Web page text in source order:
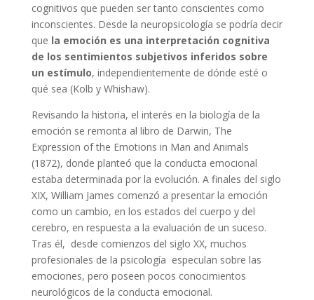
cognitivos que pueden ser tanto conscientes como
inconscientes. Desde la neuropsicología se podría decir
que la emoción es una interpretación cognitiva
de los sentimientos subjetivos inferidos sobre
un estímulo, independientemente de dónde esté o
qué sea (Kolb y Whishaw).
Revisando la historia, el interés en la biología de la
emoción se remonta al libro de Darwin, The
Expression of the Emotions in Man and Animals
(1872), donde planteó que la conducta emocional
estaba determinada por la evolución. A finales del siglo
XIX, William James comenzó a presentar la emoción
como un cambio, en los estados del cuerpo y del
cerebro, en respuesta a la evaluación de un suceso.
Tras él, desde comienzos del siglo XX, muchos
profesionales de la psicología especulan sobre las
emociones, pero poseen pocos conocimientos
neurológicos de la conducta emocional.